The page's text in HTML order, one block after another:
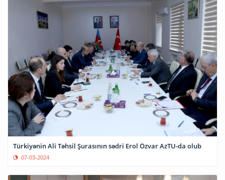
Türkiyənin Ali Təhsil Şurasının sədri Erol Özvar AzTU-da olub
07-03-2024